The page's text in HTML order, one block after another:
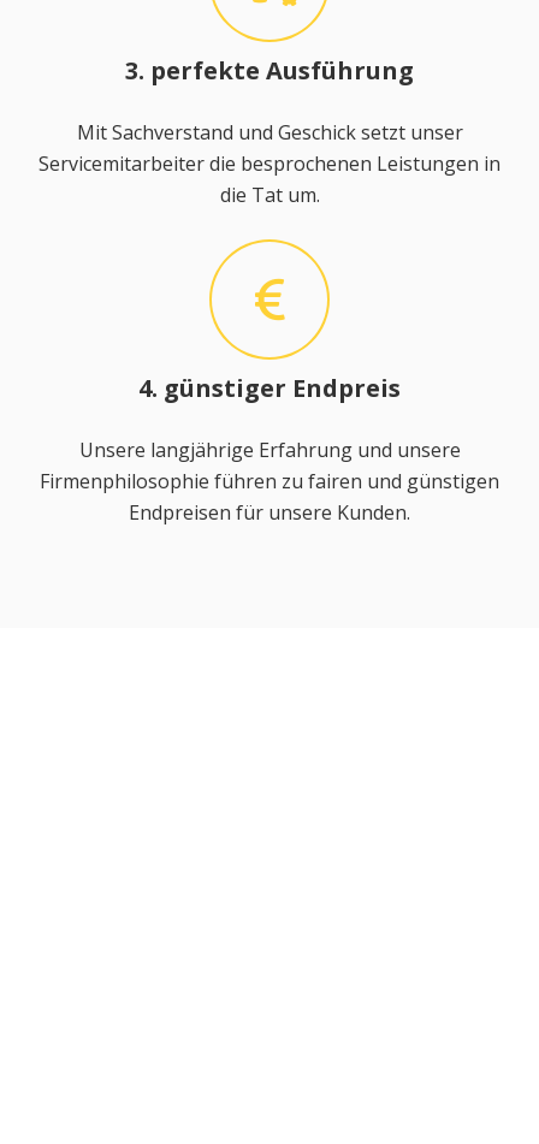
3. perfekte Ausführung
Mit Sachverstand und Geschick setzt unser
Servicemitarbeiter die besprochenen Leistungen in
die Tat um.
4. günstiger Endpreis
Unsere langjährige Erfahrung und unsere
Firmenphilosophie führen zu fairen und günstigen
Endpreisen für unsere Kunden.